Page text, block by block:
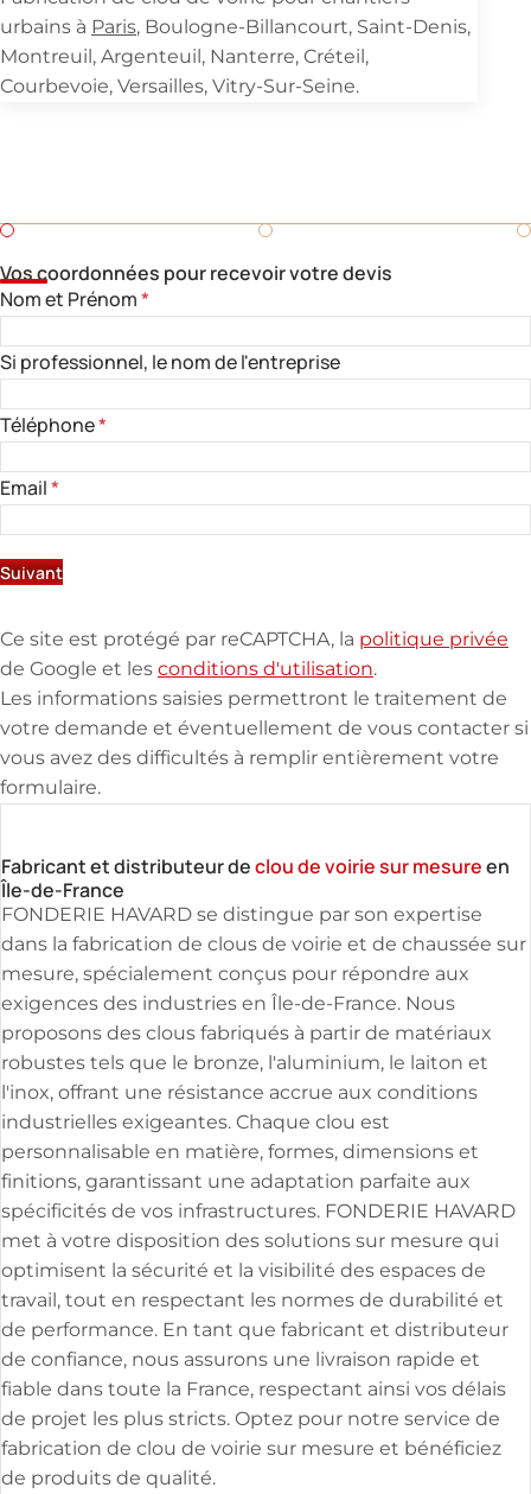
urbains à Paris, Boulogne-Billancourt, Saint-Denis,
Montreuil, Argenteuil, Nanterre, Créteil,
Courbevoie, Versailles, Vitry-Sur-Seine.
Vos coordonnées pour recevoir votre devis
Nom et Prénom*
Si professionnel, le nom de l'entreprise
Téléphone*
Email*
Suivant
Ce site est protégé par reCAPTCHA, la politique privée
de Google et lesconditions d'utilisation.
Les informations saisies permettront le traitement de
votre demande et éventuellement de vous contacter si
vous avez des difficultés à remplir entièrement votre
formulaire.
Fabricant et distributeur declou de voirie sur mesureen
Île-de-France
FONDERIE HAVARD se distingue par son expertise
dans la fabrication de clous de voirie et de chaussée sur
mesure, spécialement conçus pour répondre aux
exigences des industries en Île-de-France. Nous
proposons des clous fabriqués à partir de matériaux
robustes tels que le bronze, l'aluminium, le laiton et
l'inox, offrant une résistance accrue aux conditions
industrielles exigeantes. Chaque clou est
personnalisable en matière, formes, dimensions et
finitions, garantissant une adaptation parfaite aux
spécificités de vos infrastructures. FONDERIE HAVARD
met à votre disposition des solutions sur mesure qui
optimisent la sécurité et la visibilité des espaces de
travail, tout en respectant les normes de durabilité et
de performance. En tant que fabricant et distributeur
de confiance, nous assurons une livraison rapide et
fiable dans toute la France, respectant ainsi vos délais
de projet les plus stricts. Optez pour notre service de
fabrication de clou de voirie sur mesure et bénéficiez
de produits de qualité.